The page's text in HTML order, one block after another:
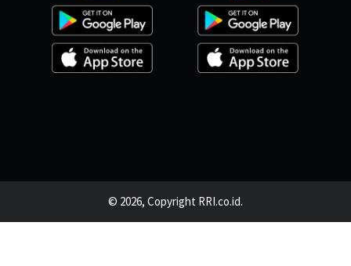
© 2026, Copyright RRI.co.id.